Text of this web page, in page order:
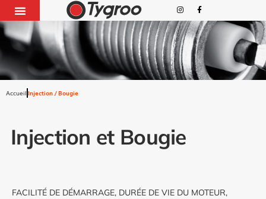
Accueil Injection / Bougie
Injection et Bougie
FACILITÉ DE DÉMARRAGE, DURÉE DE VIE DU MOTEUR,